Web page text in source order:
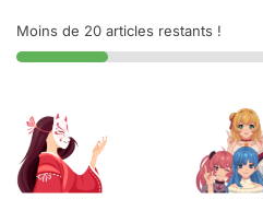
Moins de 20 articles restants !